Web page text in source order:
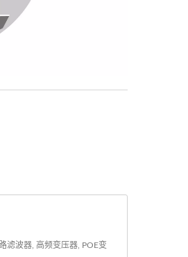
滤波器, 高频变压器, POE变